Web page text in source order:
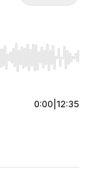
End to jump to
0:00 12:35